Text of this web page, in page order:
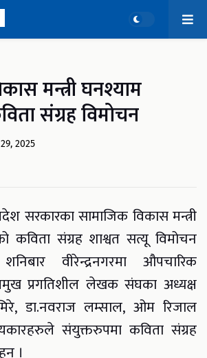
मन्त्री घनश्याम
संग्रह विमोचन
2025
सरकारका सामाजिक विकास मन्त्री
कविता संग्रह शाश्वत सत्यू विमोचन
वीरेन्द्रनगरमा औपचारिक
प्रगतिशील लेखक संघका अध्यक्ष
डा.नवराज लम्साल, ओम रिजाल
संयुक्तरुपमा कविता संग्रह
।